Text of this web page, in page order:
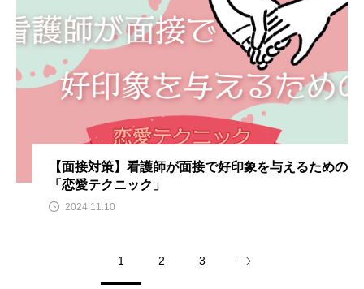
【面接対策】看護師が面接で好印象を与えるための
「恋愛テクニック」
2024.11.10
1 2 3